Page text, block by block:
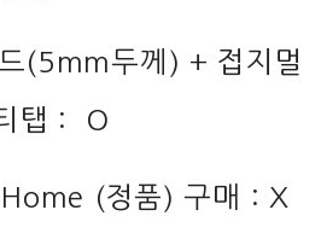
(5mm두께) + 접지멀
탭 : O
(정품) 구매 : X